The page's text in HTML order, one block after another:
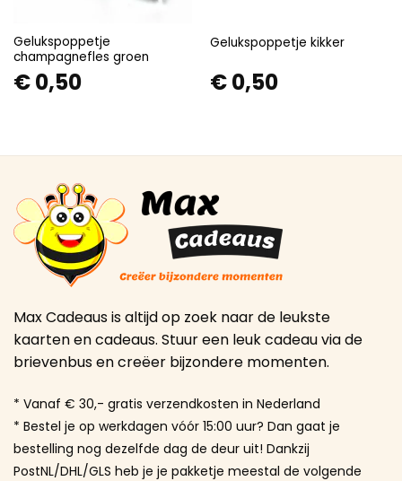
Gelukspoppetje
champagnefles groen
€0,50
Gelukspoppetje kikker
€0,50
Max Cadeaus is altijd op zoek naar de leukste
kaarten en cadeaus. Stuur een leuk cadeau via de
brievenbus en creëer bijzondere momenten.
* Vanaf € 30,- gratis verzendkosten in Nederland
* Bestel je op werkdagen vóór 15:00 uur? Dan gaat je
bestelling nog dezelfde dag de deur uit! Dankzij
PostNL/DHL/GLS heb je je pakketje meestal de volgende